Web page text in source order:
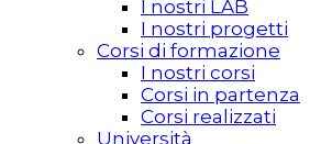
I nostri LAB
I nostri progetti
Corsi di formazione
I nostri corsi
Corsi in partenza
Corsi realizzati
Università